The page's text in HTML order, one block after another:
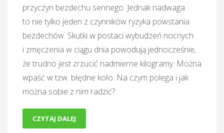
przyczyn bezdechu sennego. Jednak nadwaga
to nie tylko jeden z czynników ryzyka powstania
bezdechów. Skutki w postaci wybudzeń nocnych
i zmęczenia w ciągu dnia powodują jednocześnie,
że trudno jest zrzucić nadmierne kilogramy. Można
wpaść w tzw. błędne koło. Na czym polega i jak
można sobie z nim radzić?
CZYTAJ DALEJ